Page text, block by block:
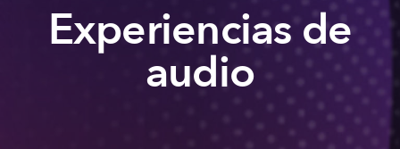
Experiencias de
audio